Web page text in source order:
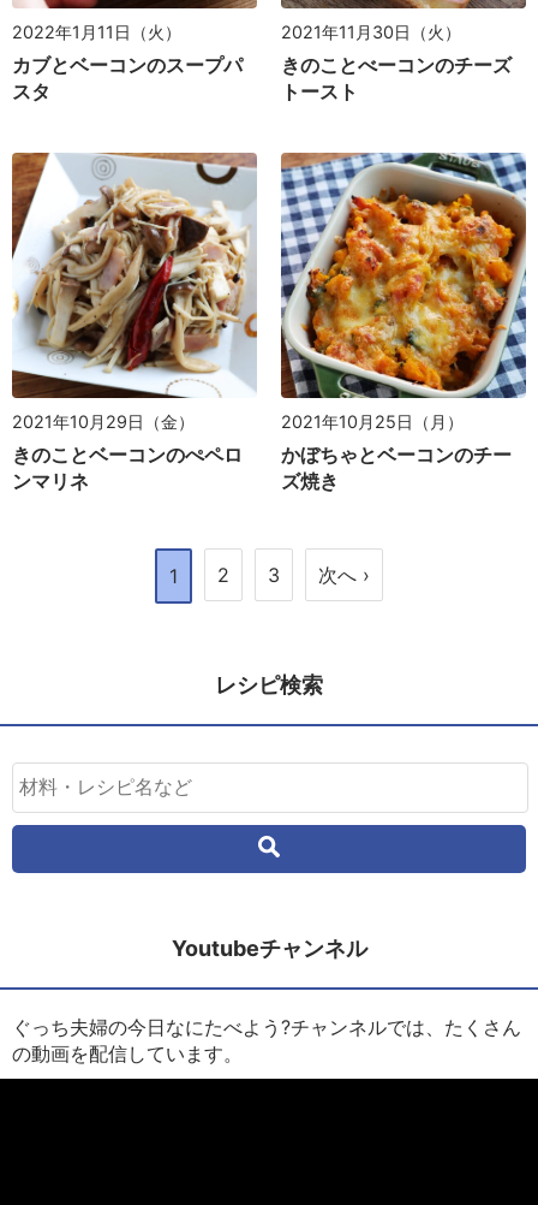
2022年1月11日（火）
カブとベーコンのスープパ
スタ
2021年11月30日（火）
きのことべーコンのチーズ
トースト
2021年10月29日（金）
きのことベーコンのぺペロ
ンマリネ
2021年10月25日（月）
かぼちゃとベーコンのチー
ズ焼き
1 2 3 次へ ›
レシピ検索
Youtubeチャンネル
ぐっち夫婦の今日なにたべよう?チャンネルでは、たくさん
の動画を配信しています。